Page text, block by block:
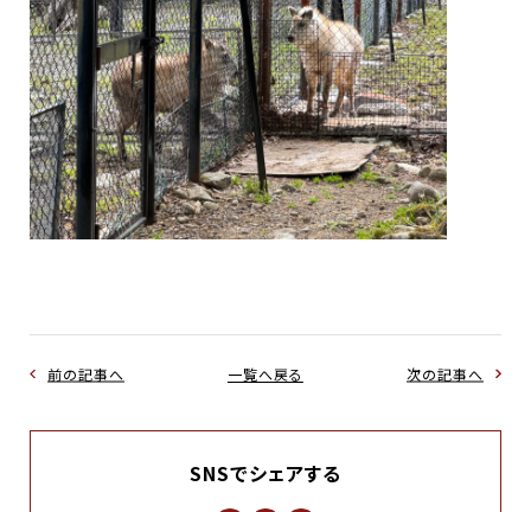
前の記事へ 一覧へ戻る 次の記事へ
SNSでシェアする